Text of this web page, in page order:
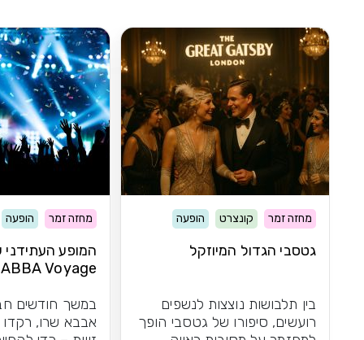
מחזה זמר קונצרט הופעה
גטסבי הגדול המיוזקל
בין תלבושות נוצצות לנשפים
רועשים, סיפורו של גטסבי הופך
מחזה זמר הופעה
המופע
ABBA Voyage
במשך חודשים
אבבא שרו, רקדו